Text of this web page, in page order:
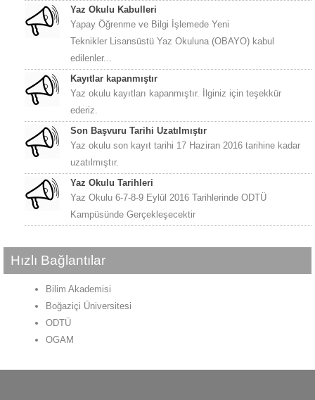
Yaz Okulu Kabulleri
Yapay Öğrenme ve Bilgi İşlemede Yeni
Teknikler Lisansüstü Yaz Okuluna (OBAYO) kabul
edilenler...
Kayıtlar kapanmıştır
Yaz okulu kayıtları kapanmıştır. İlginiz için teşekkür
ederiz.
Son Başvuru Tarihi Uzatılmıştır
Yaz okulu son kayıt tarihi 17 Haziran 2016 tarihine kadar
uzatılmıştır.
Yaz Okulu Tarihleri
Yaz Okulu 6-7-8-9 Eylül 2016 Tarihlerinde ODTÜ
Kampüsünde Gerçekleşecektir
Hızlı Bağlantılar
Bilim Akademisi
Boğaziçi Üniversitesi
ODTÜ
OGAM